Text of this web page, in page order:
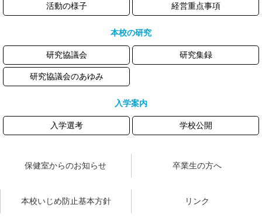
活動の様子 経営重点事項
本校の研究
研究協議会 研究集録
研究協議会のあゆみ
入学案内
入学選考 学校公開
保健室からのお知らせ 卒業生の方へ
本校いじめ防止基本方針 リンク